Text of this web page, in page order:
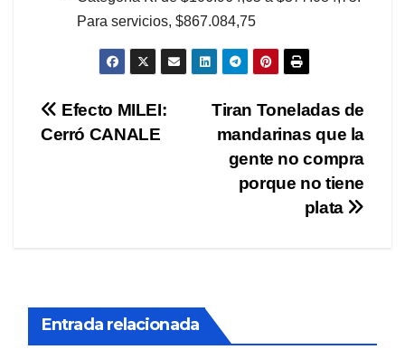
Para servicios, $867.084,75
Navegación
Tiran Toneladas de
mandarinas que la
gente no compra
porque no tiene
plata
Efecto MILEI:
Cerró CANALE
Entrada relacionada